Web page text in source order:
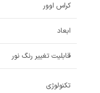
کراس اوور
ابعاد
قابلیت تغییر رنگ نور
تکنولوژی